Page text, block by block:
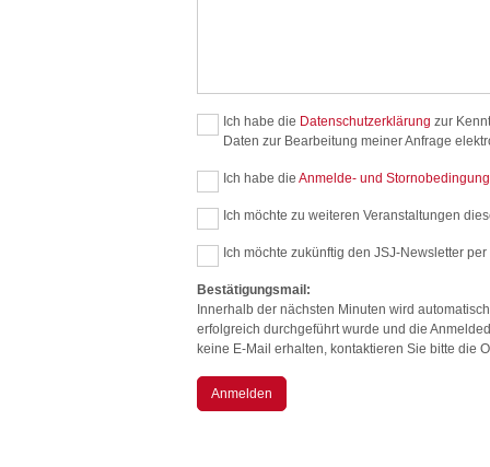
Ich habe die Datenschutzerklärung zur
Daten zur Bearbeitung meiner Anfrage
Ich habe die Anmelde- und
Ich möchte zu weiteren Veranstaltungen
Ich möchte zukünftig den JSJ-Newsletter
Bestätigungsmail:
Innerhalb der nächsten Minuten wird
erfolgreich durchgeführt wurde und die
keine E-Mail erhalten, kontaktieren Sie bitte die
Anmelden